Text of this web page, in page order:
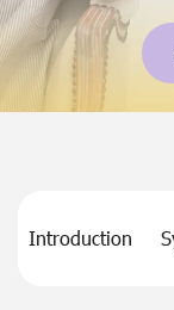
Introduction